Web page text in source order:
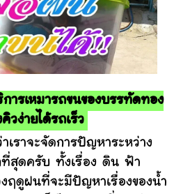
ารเหมารถขนของบรรทัดทอง
วง่ายได้รถเร็ว
จะจัดการปัญหาระหว่าง
ที่สุดครับ ทั้งเรื่อง ดิน ฟ้า
งฤดูฝนที่จะมีปัญหาเรื่องของน้ำ